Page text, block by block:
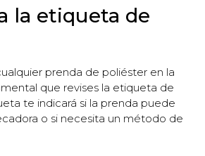
la etiqueta de
prenda de poliéster en la
que revises la etiqueta de
te indicará si la prenda puede
o si necesita un método de